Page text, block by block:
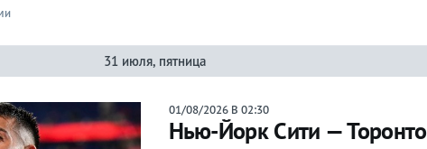
31 июля, пятница
01/08/2026 В 02:30
Нью-Йорк Сити — Торонто